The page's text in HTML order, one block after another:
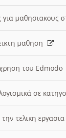
για μαθησιακους
μαθηση
χρηση του
σε
την τελικη